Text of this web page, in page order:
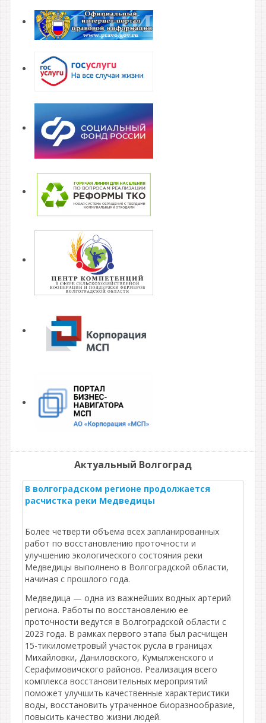
Актуальный Волгоград
В волгоградском регионе продолжается
расчистка реки Медведицы
Более четверти объема всех запланированных
работ по восстановлению проточности и
улучшению экологического состояния реки
Медведицы выполнено в Волгоградской области,
начиная с прошлого года.
Медведица — одна из важнейших водных артерий
региона. Работы по восстановлению ее
проточности ведутся в Волгоградской области с
2023 года. В рамках первого этапа был расчищен
15-тикилометровый участок русла в границах
Михайловки, Даниловского, Кумылженского и
Серафимовичского районов. Реализация всего
комплекса восстановительных мероприятий
поможет улучшить качественные характеристики
воды, восстановить утраченное биоразнообразие,
повысить качество жизни людей.